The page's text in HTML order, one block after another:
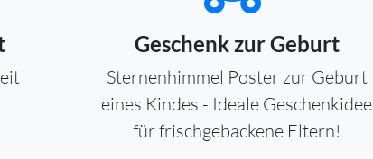
Geschenk zur Geburt
Sternenhimmel Poster zur Geburt
eines Kindes - Ideale Geschenkidee
für frischgebackene Eltern!